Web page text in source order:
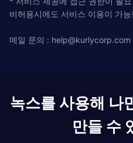
비허용시에도 서비스 이용이 가능
메일 문의 : help@kurlycorp.com
녹스를 사용해 나
만들 수